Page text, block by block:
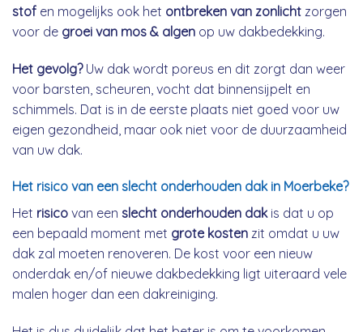
stof en mogelijks ook het ontbreken van zonlicht zorgen
voor de groei van mos & algen op uw dakbedekking.
Het gevolg?Uw dak wordt poreus en dit zorgt dan weer
voor barsten, scheuren, vocht dat binnensijpelt en
schimmels. Dat is in de eerste plaats niet goed voor uw
eigen gezondheid, maar ook niet voor de duurzaamheid
van uw dak.
Het risico van een slecht onderhouden dak in Moerbeke?
Het risico van een slecht onderhouden dakis dat u op
een bepaald moment met grote kosten zit omdat u uw
dak zal moeten renoveren. De kost voor een nieuw
onderdak en/of nieuwe dakbedekking ligt uiteraard vele
malen hoger dan een dakreiniging.